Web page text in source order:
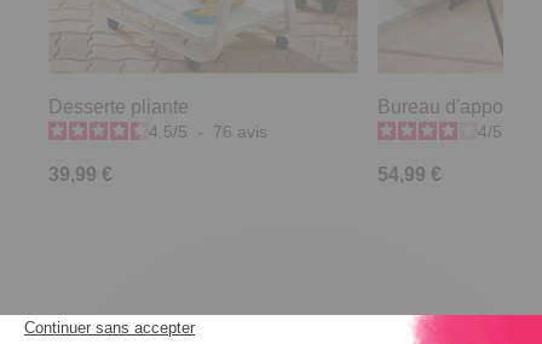
Desserte pliante
4.5/5 - 76 avis
39,99 €
Bureau d'appoint
4/5
54,99 €